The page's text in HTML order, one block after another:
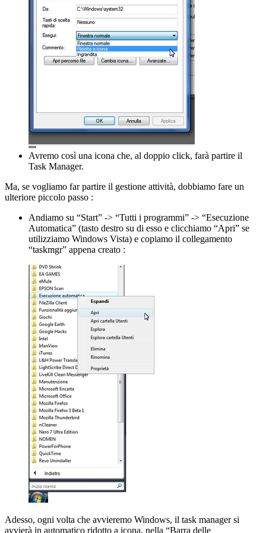
Avremo così una icona che, al doppio click, farà partire il
Task Manager.
Ma, se vogliamo far partire il gestione attività, dobbiamo fare un
ulteriore piccolo passo :
Andiamo su “Start” -> “Tutti i programmi” -> “Esecuzione
Automatica” (tasto destro su di esso e clicchiamo “Apri” se
utilizziamo Windows Vista) e copiamo il collegamento
“taskmgr” appena creato :
Adesso, ogni volta che avvieremo Windows, il task manager si
avvierà in automatico ridotto a icona, nella “Barra delle